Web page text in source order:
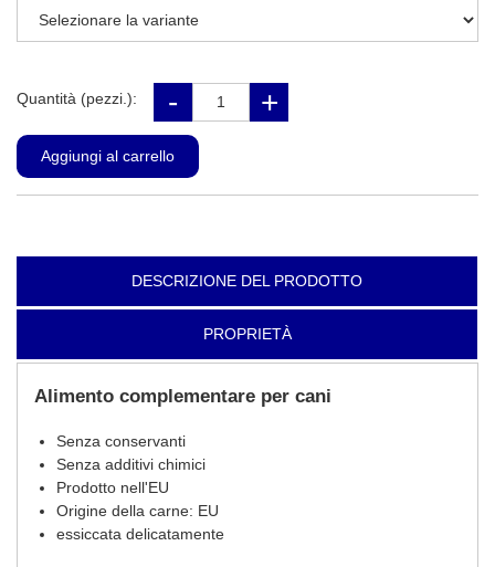
Quantità (pezzi.):
DESCRIZIONE DEL PRODOTTO
PROPRIETÀ
Alimento complementare per cani
Senza conservanti
Senza additivi chimici
Prodotto nell'EU
Origine della carne: EU
essiccata delicatamente